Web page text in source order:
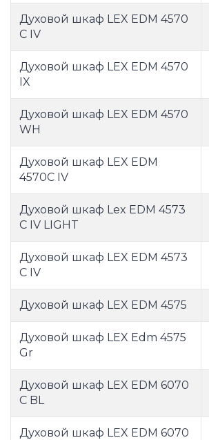
Духовой шкаф LEX EDM 4570
C IV
Духовой шкаф LEX EDM 4570
IX
Духовой шкаф LEX EDM 4570
WH
Духовой шкаф LEX EDM
4570C IV
Духовой шкаф Lex EDM 4573
C IV LIGHT
Духовой шкаф LEX EDM 4573
С IV
Духовой шкаф LEX EDM 4575
Духовой шкаф LEX Edm 4575
Gr
Духовой шкаф LEX EDM 6070
C BL
Духовой шкаф LEX EDM 6070